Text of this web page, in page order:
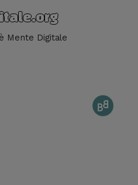
Mente Digitale